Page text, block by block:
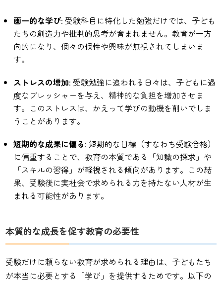
画一的な学び: 受験科目に特化した勉強だけでは、子ども
たちの創造力や批判的思考が育まれません。教育が一方
向的になり、個々の個性や興味が無視されてしまいま
す。
ストレスの増加: 受験勉強に追われる日々は、子どもに過
度なプレッシャーを与え、精神的な負担を増加させま
す。このストレスは、かえって学びの動機を削いでしま
うことがあります。
短期的な成果に偏る: 短期的な目標（すなわち受験合格）
に偏重することで、教育の本質である「知識の探求」や
「スキルの習得」が軽視される傾向があります。この結
果、受験後に実社会で求められる力を持たない人材が生
まれる可能性があります。
本質的な成長を促す教育の必要性
受験だけに頼らない教育が求められる理由は、子どもたち
が本当に必要とする「学び」を提供するためです。以下の